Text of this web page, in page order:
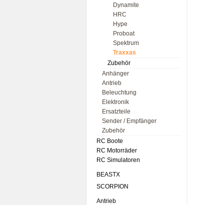
Dynamite
HRC
Hype
Proboat
Spektrum
Traxxas
Zubehör
Anhänger
Antrieb
Beleuchtung
Elektronik
Ersatzteile
Sender / Empfänger
Zubehör
RC Boote
RC Motorräder
RC Simulatoren
BEASTX
SCORPION
Antrieb